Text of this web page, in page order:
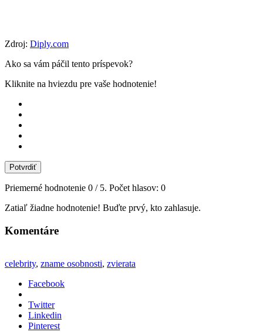
Zdroj: Diply.com
Ako sa vám páčil tento príspevok?
Kliknite na hviezdu pre vaše hodnotenie!
Potvrdiť
Priemerné hodnotenie 0 / 5. Počet hlasov: 0
Zatiaľ žiadne hodnotenie! Buďte prvý, kto zahlasuje.
Komentáre
celebrity, zname osobnosti, zvierata
Facebook
Twitter
Linkedin
Pinterest